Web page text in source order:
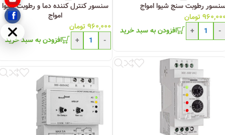
رطوبت سنج شیوا امواج
تومان
-
+ افزودن به سبد خرید
سنسور کنترل کننده دما و رطوبت شیوا
امواج
۹۶۰,۰۰۰تومان
-
+ افزودن به سبد خرید